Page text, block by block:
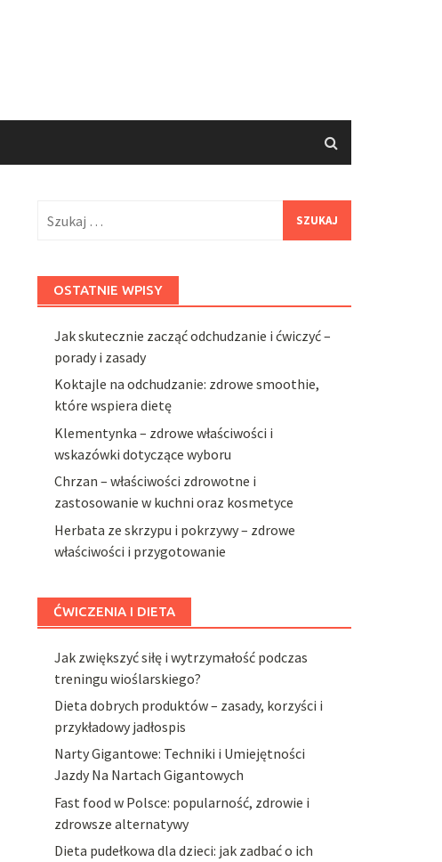
OSTATNIE WPISY
Jak skutecznie zacząć odchudzanie i ćwiczyć –
porady i zasady
Koktajle na odchudzanie: zdrowe smoothie,
które wspiera dietę
Klementynka – zdrowe właściwości i
wskazówki dotyczące wyboru
Chrzan – właściwości zdrowotne i
zastosowanie w kuchni oraz kosmetyce
Herbata ze skrzypu i pokrzywy – zdrowe
właściwości i przygotowanie
ĆWICZENIA I DIETA
Jak zwiększyć siłę i wytrzymałość podczas
treningu wioślarskiego?
Dieta dobrych produktów – zasady, korzyści i
przykładowy jadłospis
Narty Gigantowe: Techniki i Umiejętności
Jazdy Na Nartach Gigantowych
Fast food w Polsce: popularność, zdrowie i
zdrowsze alternatywy
Dieta pudełkowa dla dzieci: jak zadbać o ich